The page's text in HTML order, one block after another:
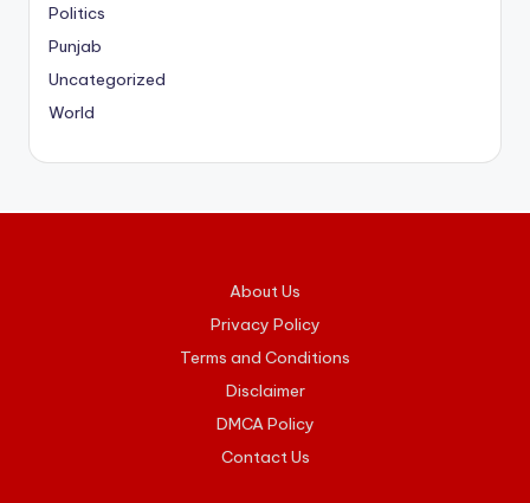
Politics
Punjab
Uncategorized
World
About Us
Privacy Policy
Terms and Conditions
Disclaimer
DMCA Policy
Contact Us